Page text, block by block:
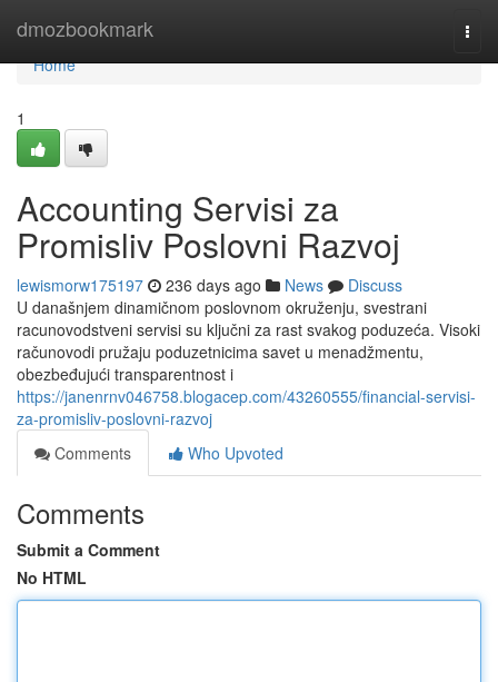
dmozbookmark
Home
Home
1
Accounting Servisi za
Promisliv Poslovni Razvoj
lewismorw175197 236 days ago News
Discuss
U današnjem dinamičnom poslovnom okruženju, svestrani
racunovodstveni servisi su ključni za rast svakog poduzeća. Visoki
računovodi pružaju poduzetnicima savet u menadžmentu,
obezbeđujući transparentnost i
https://janenrnv046758.blogacep.com/43260555/financial-servisi-
za-promisliv-poslovni-razvoj
Comments
Who Upvoted
Comments
Submit a Comment
No HTML